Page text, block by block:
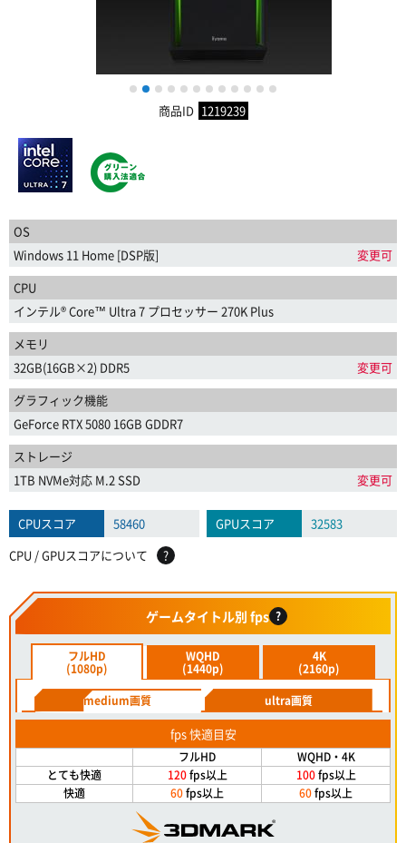
1 2 3 4 5 6 7 8 9 10 11
商品ID 1219239
OS
Windows 11 Home [DSP版]
変更可
CPU
インテル® Core™ Ultra 7 プロセッサー 270K Plus
メモリ
32GB(16GB×2) DDR5
変更可
グラフィック機能
GeForce RTX 5080 16GB GDDR7
ストレージ
1TB NVMe対応 M.2 SSD
変更可
CPUスコア 58460 GPUスコア
32583
CPU / GPUスコアについて
?
ゲームタイトル別 fps ?
フルHD
(1080p)
WQHD
(1440p)
4K
(2160p)
medium画質
ultra画質
fps 快適目安
フルHD
WQHD・4K
とても快適
120fps以上 100fps以上
快適
60fps以上 60fps以上